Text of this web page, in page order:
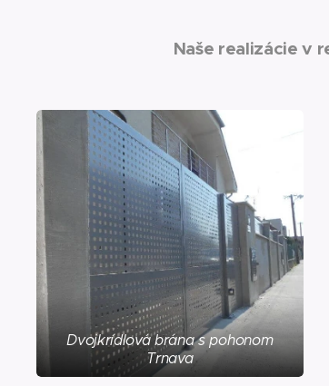
Naše realizácie v
Dvojkrídlová brána s pohonom
Trnava